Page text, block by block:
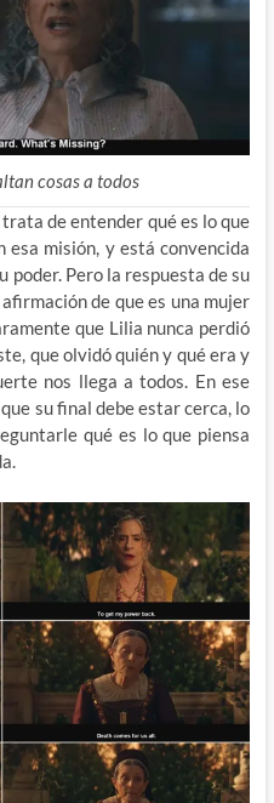
cosas a todos
de entender qué es lo que
misión, y está convencida
poder. Pero la respuesta de su
de que es una mujer
que Lilia nunca perdió
que olvidó quién y qué era y
nos llega a todos. En ese
su final debe estar cerca, lo
qué es lo que piensa